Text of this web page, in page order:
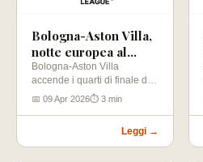
Bologna-Aston Villa,
notte europea al
Dall’Ara
Bologna-Aston Villa
accende i quarti di finale di
Europa League con una
📅 09 Apr 2026⏱ 3 min
Leggi →